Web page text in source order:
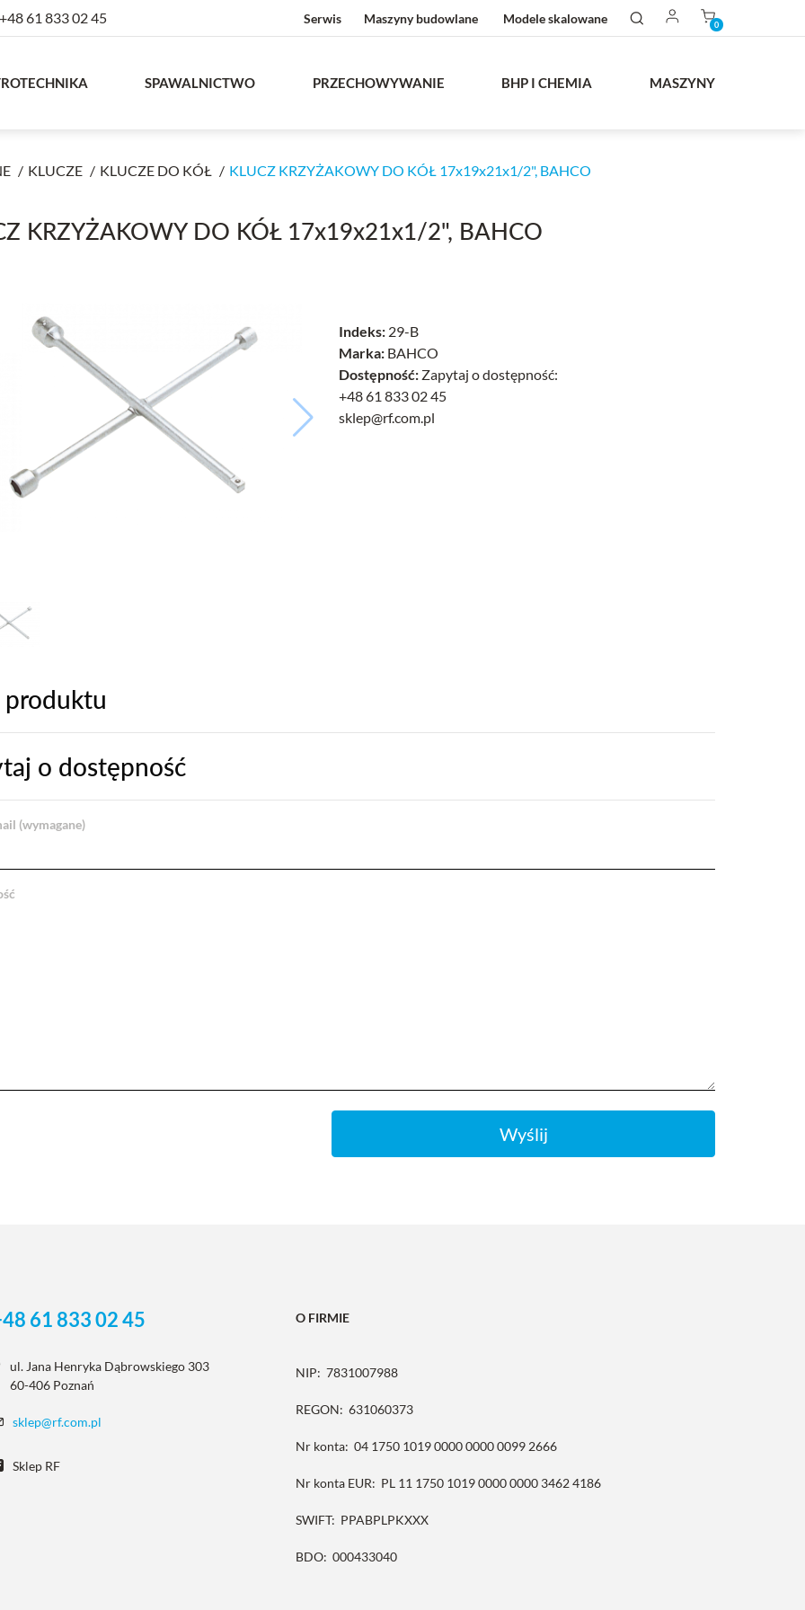
+48 61 833 02 45 Serwis Maszyny budowlane Modele skalowane 0
SPAWALNICTWO PRZECHOWYWANIE BHP I CHEMIA MASZYNY
KLUCZE KLUCZE DO KÓŁ KLUCZ KRZYŻAKOWY DO KÓŁ 17x19x21x1/2", BAHCO
KRZYŻAKOWY DO KÓŁ 17x19x21x1/2", BAHCO
Indeks: 29-B
Marka: BAHCO
Dostępność: Zapytaj o dostępność:
+48 61 833 02 45
sklep@rf.com.pl
produktu
o dostępność
(wymagane)
Wyślij
61 833 02 45
ul. Jana Henryka Dąbrowskiego 303
60-406 Poznań
sklep@rf.com.pl
Sklep RF
O FIRMIE
NIP: 7831007988
REGON: 631060373
Nr konta: 04 1750 1019 0000 0000 0099 2666
Nr konta EUR: PL 11 1750 1019 0000 0000 3462 4186
SWIFT: PPABPLPKXXX
BDO: 000433040